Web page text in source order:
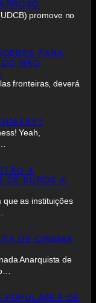
promove no
PARA
NÃO
fronteiras, deverá
Yeah,
A
DE EUROS A
que as instituições
DE CINEMA
Anarquista de
POPULARES DE